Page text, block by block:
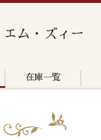
ム・ズィー
在庫一覧